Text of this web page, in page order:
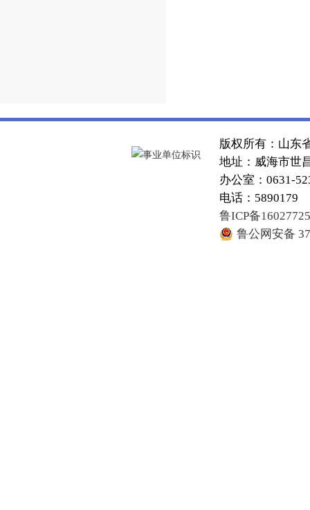
版权所有：山东
地址：威海市世
办公室：0631-
电话：5890179
鲁ICP备
鲁公网安备